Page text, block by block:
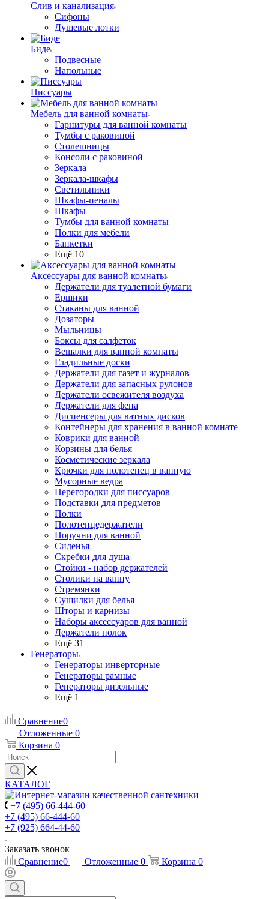
Слив и канализация
Сифоны
Душевые лотки
Биде
Подвесные
Напольные
Писсуары
Мебель для ванной комнаты
Гарнитуры для ванной комнаты
Тумбы с раковиной
Столешницы
Консоли с раковиной
Зеркала
Зеркала-шкафы
Светильники
Шкафы-пеналы
Шкафы
Тумбы для ванной комнаты
Полки для мебели
Банкетки
Ещё 10
Аксессуары для ванной комнаты
Держатели для туалетной бумаги
Ершики
Стаканы для ванной
Дозаторы
Мыльницы
Боксы для салфеток
Вешалки для ванной комнаты
Гладильные доски
Держатели для газет и журналов
Держатели для запасных рулонов
Держатели освежителя воздуха
Держатели для фена
Диспенсеры для ватных дисков
Контейнеры для хранения в ванной комнате
Коврики для ванной
Корзины для белья
Косметические зеркала
Крючки для полотенец в ванную
Мусорные ведра
Перегородки для писсуаров
Подставки для предметов
Полки
Полотенцедержатели
Поручни для ванной
Сиденья
Скребки для душа
Стойки - набор держателей
Столики на ванну
Стремянки
Сушилки для белья
Шторы и карнизы
Наборы аксессуаров для ванной
Держатели полок
Ещё 31
Генераторы
Генераторы инверторные
Генераторы рамные
Генераторы дизельные
Ещё 1
Сравнение0
Отложенные 0
Корзина 0
КАТАЛОГ
+7 (495) 66-444-60
+7 (495) 66-444-60
+7 (925) 664-44-60
Заказать звонок
Сравнение0 Отложенные 0 Корзина 0